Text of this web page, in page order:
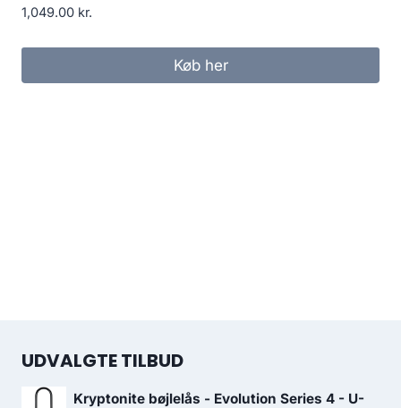
1,049.00 kr.
Køb her
UDVALGTE TILBUD
Kryptonite bøjlelås - Evolution Series 4 - U-